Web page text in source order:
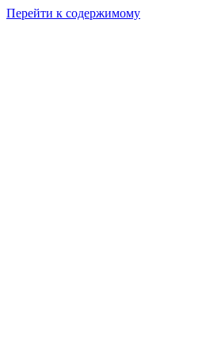
Перейти к содержимому